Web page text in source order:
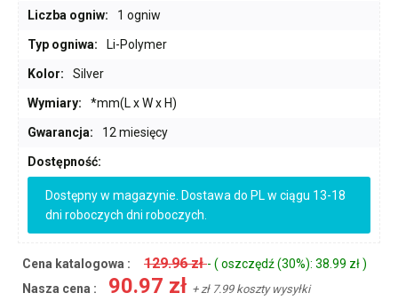
Liczba ogniw: 1 ogniw
Typ ogniwa: Li-Polymer
Kolor: Silver
Wymiary: *mm(L x W x H)
Gwarancja: 12 miesięcy
Dostępność:
Dostępny w magazynie. Dostawa do PL w ciągu 13-18
dni roboczych dni roboczych.
Cena katalogowa : 129.96 zł- ( oszczędź (30%): 38.99 zł )
Nasza cena :
90.97 zł + zł 7.99 koszty wysyłki